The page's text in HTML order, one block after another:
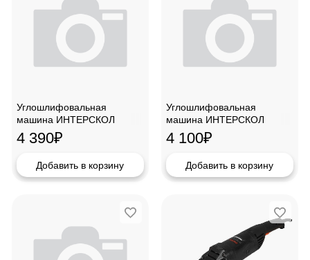
Углошлифовальная
машина ИНТЕРСКОЛ
УШМ-125/900
4 390₽
Добавить в корзину
Углошлифовальная
машина ИНТЕРСКОЛ
УШМ-125/1000
4 100₽
Добавить в корзину